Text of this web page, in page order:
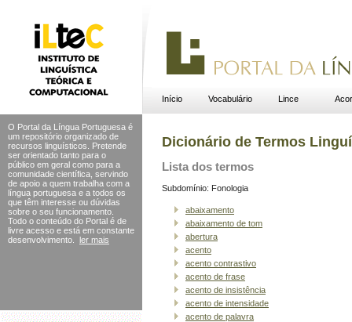
Início Vocabulário Lince
O Portal da Língua Portuguesa é
um repositório organizado de
recursos linguísticos. Pretende
ser orientado tanto para o
público em geral como para a
comunidade científica, servindo
de apoio a quem trabalha com a
língua portuguesa e a todos os
que têm interesse ou dúvidas
sobre o seu funcionamento.
Todo o conteúdo do Portal é de
livre acesso e está em constante
desenvolvimento.
ler mais
Dicionário de Termos
Lista dos termos
Subdomínio: Fonologia
abaixamento
abaixamento de tom
abertura
acento
acento contrastivo
acento de frase
acento de insistência
acento de intensidade
acento de palavra